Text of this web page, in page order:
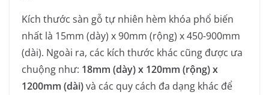
Kích thước sàn gỗ tự nhiên hèm khóa phổ biến
nhất là 15mm (dày) x 90mm (rộng) x 450-900mm
(dài). Ngoài ra, các kích thước khác cũng được ưa
chuộng như: 18mm (dày) x 120mm (rộng) x
1200mm (dài)và các quy cách đa dạng khác để